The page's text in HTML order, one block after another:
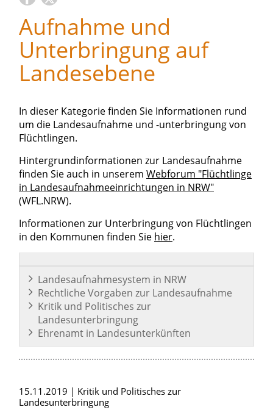
Aufnahme und
Unterbringung auf
Landesebene
In dieser Kategorie finden Sie Informationen rund
um die Landesaufnahme und -unterbringung von
Flüchtlingen.
Hintergrundinformationen zur Landesaufnahme
finden Sie auch in unserem Webforum "Flüchtlinge
in Landesaufnahmeeinrichtungen in NRW"
(WFL.NRW).
Informationen zur Unterbringung von Flüchtlingen
in den Kommunen finden Sie hier.
Landesaufnahmesystem in NRW
Rechtliche Vorgaben zur Landesaufnahme
Kritik und Politisches zur
Landesunterbringung
Ehrenamt in Landesunterkünften
15.11.2019
Kritik und Politisches zur
Landesunterbringung